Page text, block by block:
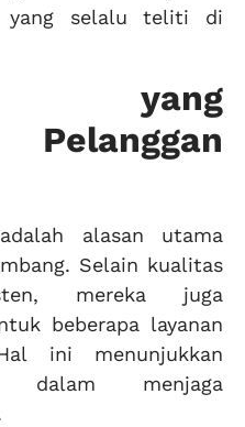
selalu teliti di
yang
alasan utama
Selain kualitas
mereka juga
beberapa layanan
ini menunjukkan
dalam menjaga